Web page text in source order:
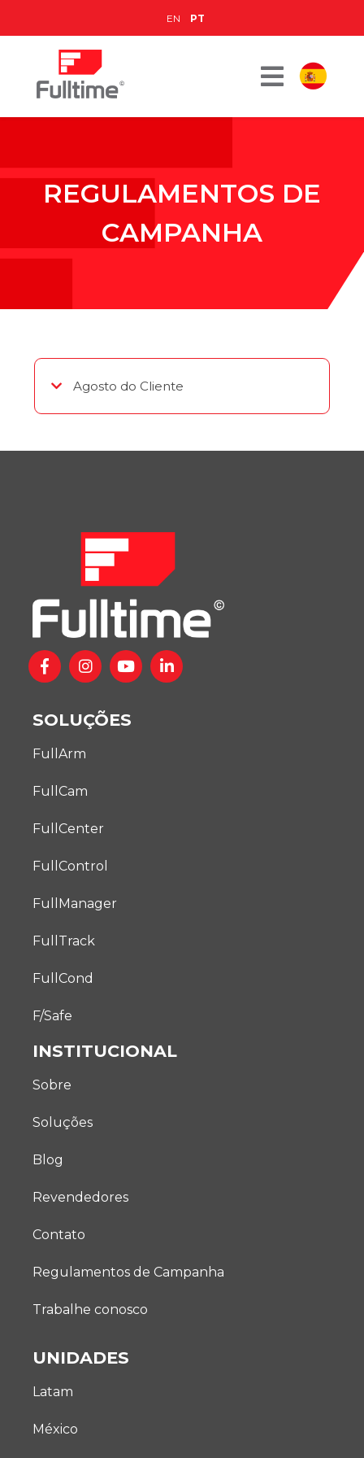
EN PT
REGULAMENTOS DE
CAMPANHA
Agosto do Cliente
SOLUÇÕES
FullArm
FullCam
FullCenter
FullControl
FullManager
FullTrack
FullCond
F/Safe
INSTITUCIONAL
Sobre
Soluções
Blog
Revendedores
Contato
Regulamentos de Campanha
Trabalhe conosco
UNIDADES
Latam
México